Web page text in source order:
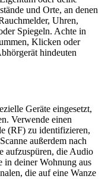
und Orte, an denen
Uhren,
Spiegeln. Achte in
Klicken oder
hindeuten
Geräte eingesetzt,
Verwende einen
(RF) zu identifizieren,
außerdem nach
aufzuspüren, die Audio
in deiner Wohnung aus
die auf eine Wanze